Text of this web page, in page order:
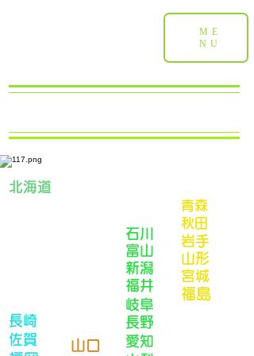
ME
NU
​北海道
​青森
​石川
​秋田
​岩手
​富山
​新潟
​福井
​長崎
​佐賀
​岐阜
​長野
​山口
​愛知
​山形
​宮城
​福島